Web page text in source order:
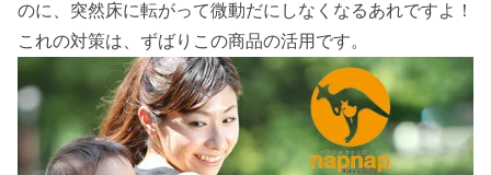
のに、突然床に転がって微動だにしなくなるあれですよ！
これの対策は、ずばりこの商品の活用です。